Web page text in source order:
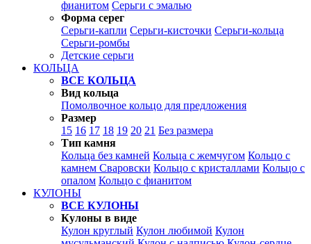
фианитом Серьги с эмалью
Форма серег
Серьги-капли Серьги-кисточки Серьги-кольца
Серьги-ромбы
Детские серьги
КОЛЬЦА
ВСЕ КОЛЬЦА
Вид кольца
Помолвочное кольцо для предложения
Размер
15 16 17 18 19 20 21 Без размера
Тип камня
Кольца без камней Кольца с жемчугом Кольцо с
камнем Сваровски Кольцо с кристаллами Кольцо с
опалом Кольцо с фианитом
КУЛОНЫ
ВСЕ КУЛОНЫ
Кулоны в виде
Кулон круглый Кулон любимой Кулон